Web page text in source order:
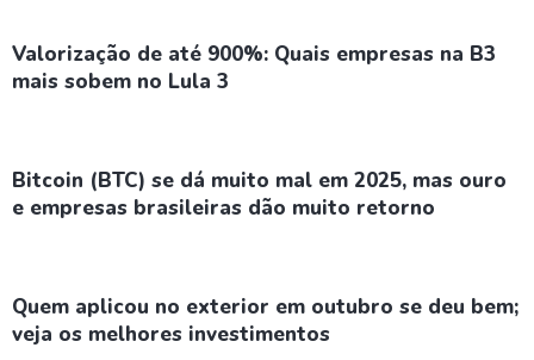
Valorização de até 900%: Quais empresas na B3
mais sobem no Lula 3
Bitcoin (BTC) se dá muito mal em 2025, mas ouro
e empresas brasileiras dão muito retorno
Quem aplicou no exterior em outubro se deu bem;
veja os melhores investimentos